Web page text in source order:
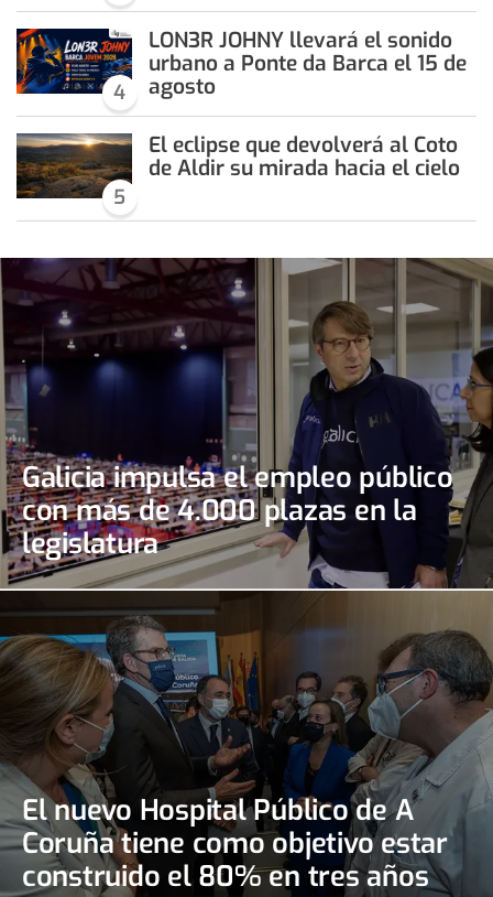
4
LON3R JOHNY llevará el sonido
urbano a Ponte da Barca el 15 de
agosto
5
El eclipse que devolverá al Coto
de Aldir su mirada hacia el cielo
Galicia impulsa el empleo público
con más de 4.000 plazas en la
legislatura
El nuevo Hospital Público de A
Coruña tiene como objetivo estar
construido el 80% en tres años